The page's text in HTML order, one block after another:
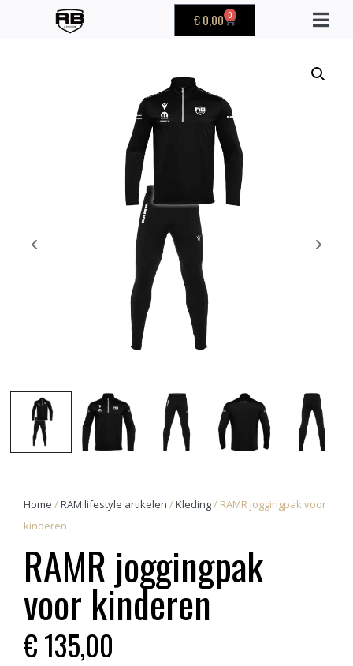
€0,00 0
Home /RAM lifestyle artikelen /Kleding/ RAMR joggingpak voor
kinderen
RAMR joggingpak
voor kinderen
€135,00